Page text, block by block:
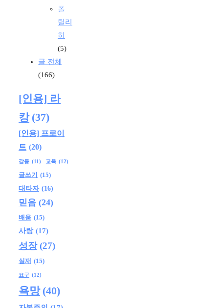
폴
틸리
히
(5)
글 전체
(166)
[인용] 라
캉 (37)
[인용] 프로이
트 (20)
갈등 (11) 교육 (12)
글쓰기
(15)
대타자 (16)
믿음 (24)
배움 (15)
사랑 (17)
성장 (27)
실재 (15)
요구 (12)
욕망 (40)